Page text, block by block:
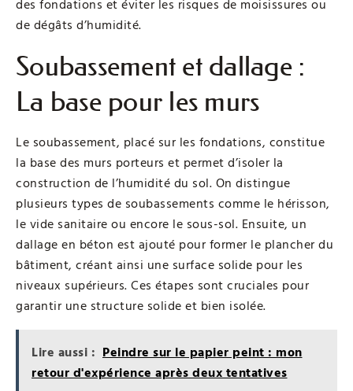
des fondations et éviter les risques de moisissures ou
de dégâts d’humidité.
Soubassement et dallage :
La base pour les murs
Le soubassement, placé sur les fondations, constitue
la base des murs porteurs et permet d’isoler la
construction de l’humidité du sol. On distingue
plusieurs types de soubassements comme le hérisson,
le vide sanitaire ou encore le sous-sol. Ensuite, un
dallage en béton est ajouté pour former le plancher du
bâtiment, créant ainsi une surface solide pour les
niveaux supérieurs. Ces étapes sont cruciales pour
garantir une structure solide et bien isolée.
Lire aussi : Peindre sur le papier peint : mon
retour d'expérience après deux tentatives